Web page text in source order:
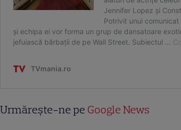
Urmărește-ne pe Google News